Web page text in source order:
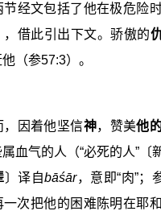
节经文包括了他在极危险
，借此引出下文。骄傲的
（参57:3）。
，因着他坚信神，赞美他
血气的人（“必死的人”〔
〕译自bāśār，意即“肉”；
一次把他的困难陈明在耶